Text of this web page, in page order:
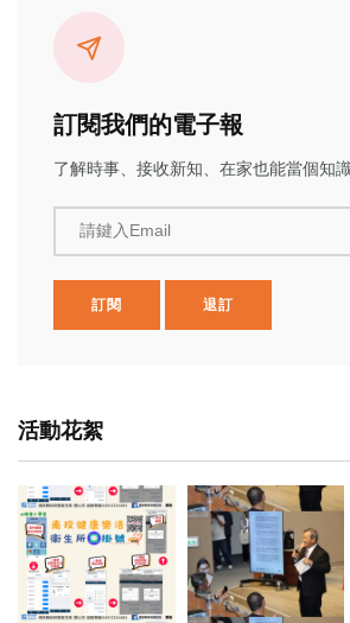
訂閱我們的電子報
了解時事、接收新知、在家也能當個知識
請鍵入Email
訂閱 退訂
活動花絮